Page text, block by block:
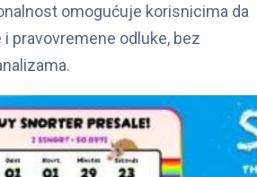
omogućuje korisnicima da
pravovremene odluke, bez